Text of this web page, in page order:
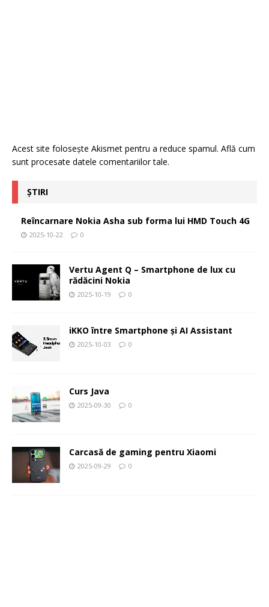
Acest site folosește Akismet pentru a reduce spamul. Află cum
sunt procesate datele comentariilor tale.
ȘTIRI
Reîncarnare Nokia Asha sub forma lui HMD Touch 4G
2025-10-22 0
Vertu Agent Q – Smartphone de lux cu
rădăcini Nokia
2025-10-19 0
iKKO între Smartphone și AI Assistant
2025-10-03 0
Curs Java
2025-09-30 0
Carcasă de gaming pentru Xiaomi
2025-09-29 0